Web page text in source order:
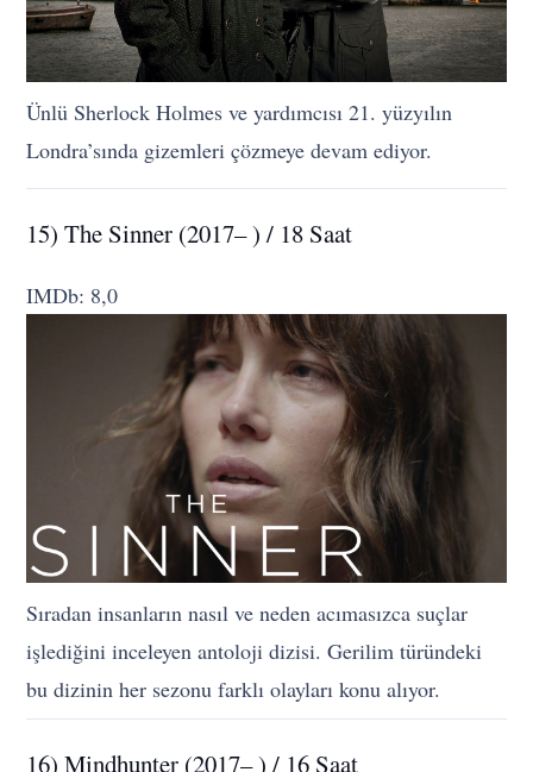
Ünlü Sherlock Holmes ve yardımcısı 21. yüzyılın
Londra’sında gizemleri çözmeye devam ediyor.
15) The Sinner (2017– ) / 18 Saat
IMDb: 8,0
Sıradan insanların nasıl ve neden acımasızca suçlar
işlediğini inceleyen antoloji dizisi. Gerilim türündeki
bu dizinin her sezonu farklı olayları konu alıyor.
16) Mindhunter (2017– ) / 16 Saat